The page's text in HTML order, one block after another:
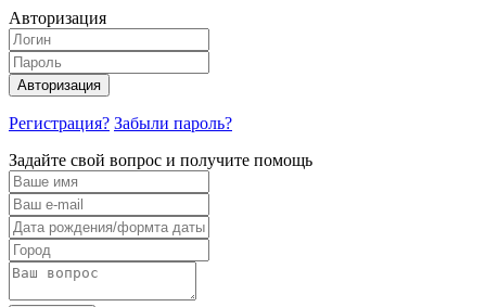
Авторизация
Авторизация
Регистрация? Забыли пароль?
Задайте свой вопрос и получите помощь